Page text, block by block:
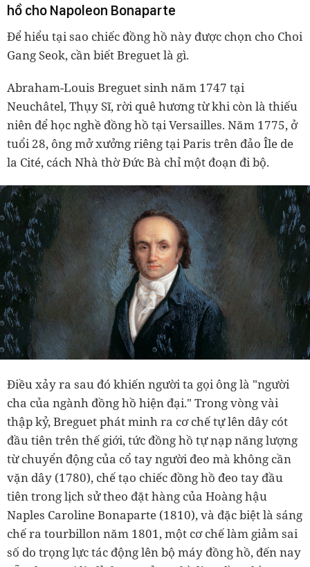
hồ cho Napoleon Bonaparte
Để hiểu tại sao chiếc đồng hồ này được chọn cho Choi
Gang Seok, cần biết Breguet là gì.
Abraham-Louis Breguet sinh năm 1747 tại
Neuchâtel, Thụy Sĩ, rời quê hương từ khi còn là thiếu
niên để học nghề đồng hồ tại Versailles. Năm 1775, ở
tuổi 28, ông mở xưởng riêng tại Paris trên đảo Île de
la Cité, cách Nhà thờ Đức Bà chỉ một đoạn đi bộ.
Điều xảy ra sau đó khiến người ta gọi ông là "người
cha của ngành đồng hồ hiện đại." Trong vòng vài
thập kỷ, Breguet phát minh ra cơ chế tự lên dây cót
đầu tiên trên thế giới, tức đồng hồ tự nạp năng lượng
từ chuyển động của cổ tay người đeo mà không cần
vặn dây (1780), chế tạo chiếc đồng hồ đeo tay đầu
tiên trong lịch sử theo đặt hàng của Hoàng hậu
Naples Caroline Bonaparte (1810), và đặc biệt là sáng
chế ra tourbillon năm 1801, một cơ chế làm giảm sai
số do trọng lực tác động lên bộ máy đồng hồ, đến nay